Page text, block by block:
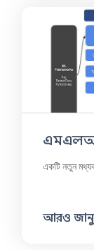
একটি নতুন
আরও